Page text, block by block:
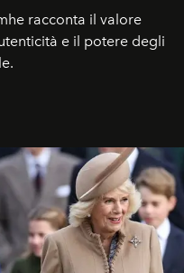
racconta il valore
e il potere degli